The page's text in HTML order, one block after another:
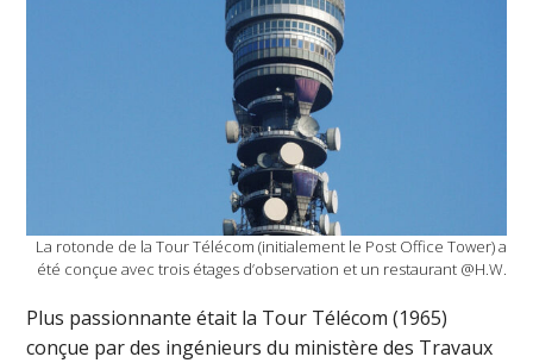
La rotonde de la Tour Télécom (initialement le Post Office Tower) a
été conçue avec trois étages d’observation et un restaurant @H.W.
Plus passionnante était la Tour Télécom (1965)
conçue par des ingénieurs du ministère des Travaux